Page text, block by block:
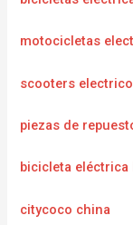
motocicletas
scooters
piezas de
bicicleta eléctrica
citycoco china